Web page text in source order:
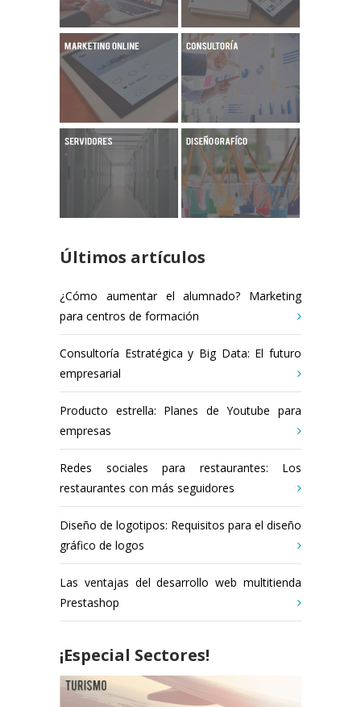
Últimos artículos
¿Cómo aumentar el alumnado? Marketing
para centros de formación
Consultoría Estratégica y Big Data: El futuro
empresarial
Producto estrella: Planes de Youtube para
empresas
Redes sociales para restaurantes: Los
restaurantes con más seguidores
Diseño de logotipos: Requisitos para el diseño
gráfico de logos
Las ventajas del desarrollo web multitienda
Prestashop
¡Especial Sectores!